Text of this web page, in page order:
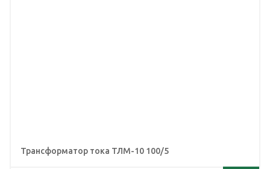
Трансформатор тока ТЛМ-10 100/5